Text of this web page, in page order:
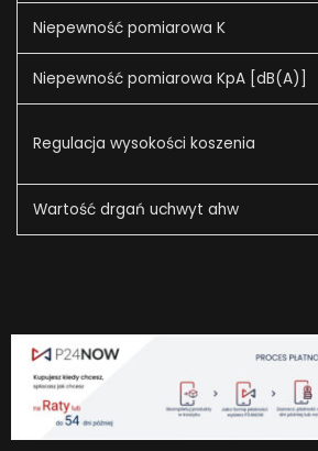
Niepewność pomiarowa K
Niepewność pomiarowa KpA [dB(A)]
Regulacja wysokości koszenia
Wartość drgań uchwyt ahw